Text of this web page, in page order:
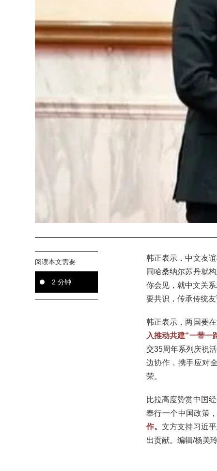
阅读本文需要
2 分钟
韩正表示，中文友
同哈桑纳尔苏丹就
你会见，就中文关
要共识，传承传统
韩正表示，两国要
入推动共建“一带一
交35周年系列庆祝
边协作，携手应对
荣。
比拉高度赞赏中国
奉行一个中国政策
作。文方支持习近
出贡献。编辑/杨美